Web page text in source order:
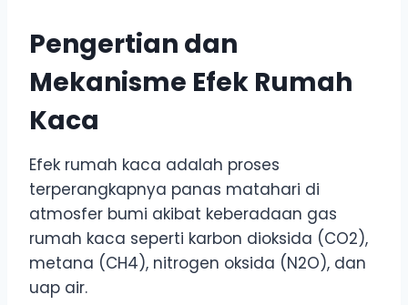
Pengertian dan
Mekanisme Efek Rumah
Kaca
Efek rumah kaca adalah proses
terperangkapnya panas matahari di
atmosfer bumi akibat keberadaan gas
rumah kaca seperti karbon dioksida (CO2),
metana (CH4), nitrogen oksida (N2O), dan
uap air.